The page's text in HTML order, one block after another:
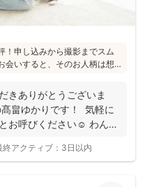
！申し込みから撮影までスム
会いすると、そのお人柄は想
講され、ウェディング業界経
まで安心してお写りいただ
きありがとうございま
畠ゆかりです！ 気軽に
お呼びください☺︎ わんぱ
終アクティブ： 3日以内